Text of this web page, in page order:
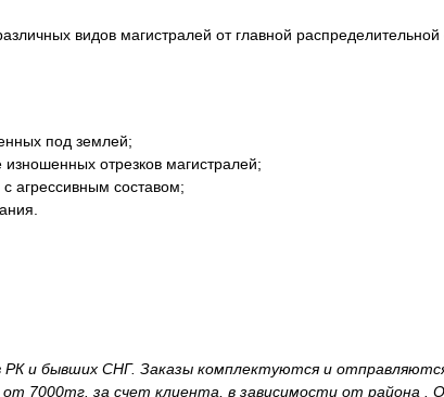
видов магистралей от главной распределительной
под землей;
отрезков магистралей;
агрессивным составом;
РК и бывших СНГ. Заказы комплектуются и
7000тг. за счет клиента, в зависимости от района .